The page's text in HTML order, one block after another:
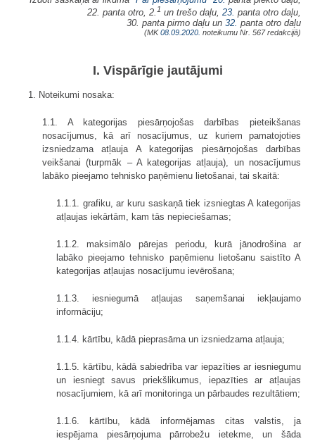
22. panta otro, 2. 1 un trešo daļu, 23. panta otro daļu,
30. panta pirmo daļu un 32. panta otro daļu
(MK08.09.2020. noteikumu Nr. 567 redakcijā)
I. Vispārīgie jautājumi
1. Noteikumi nosaka:
1.1. A kategorijas piesārņojošas darbības pieteikšanas
nosacījumus, kā arī nosacījumus, uz kuriem pamatojoties
izsniedzama atļauja A kategorijas piesārņojošas darbības
veikšanai (turpmāk – A kategorijas atļauja), un nosacījumus
labāko pieejamo tehnisko paņēmienu lietošanai, tai skaitā:
1.1.1. grafiku, ar kuru saskaņā tiek izsniegtas A kategorijas
atļaujas iekārtām, kam tās nepieciešamas;
1.1.2. maksimālo pārejas periodu, kurā jānodrošina ar
labāko pieejamo tehnisko paņēmienu lietošanu saistīto A
kategorijas atļaujas nosacījumu ievērošana;
1.1.3. iesniegumā atļaujas saņemšanai iekļaujamo
informāciju;
1.1.4. kārtību, kādā pieprasāma un izsniedzama atļauja;
1.1.5. kārtību, kādā sabiedrība var iepazīties ar iesniegumu
un iesniegt savus priekšlikumus, iepazīties ar atļaujas
nosacījumiem, kā arī monitoringa un pārbaudes rezultātiem;
1.1.6. kārtību, kādā informējamas citas valstis, ja
iespējama piesārņojuma pārrobežu ietekme, un šāda